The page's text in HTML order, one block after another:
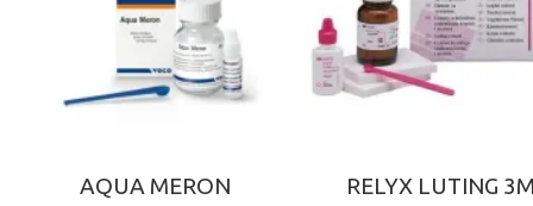
AQUA MERON RELYX LUTING